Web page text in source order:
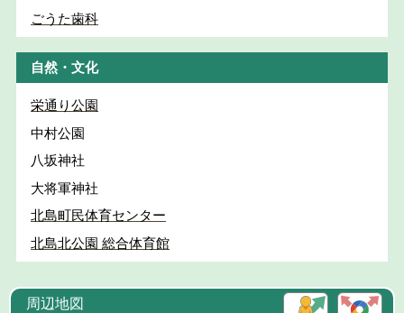
ごうた歯科
自然・文化
栄通り公園
中村公園
八坂神社
大将軍神社
北島町民体育センター
北島北公園 総合体育館
周辺地図